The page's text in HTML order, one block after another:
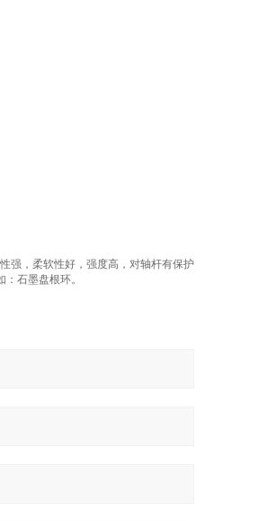
强，柔软性好，强度高，对轴杆有保护
石墨盘根环。